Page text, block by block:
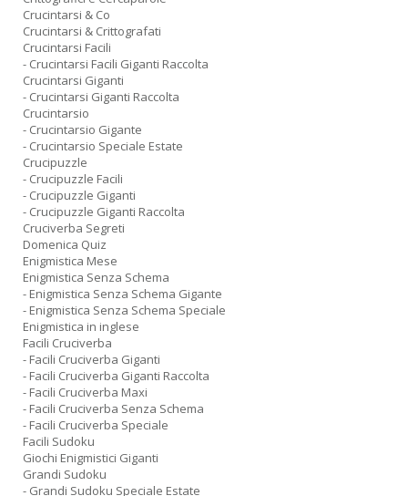
Crucintarsi & Co
Crucintarsi & Crittografati
Crucintarsi Facili
- Crucintarsi Facili Giganti Raccolta
Crucintarsi Giganti
- Crucintarsi Giganti Raccolta
Crucintarsio
- Crucintarsio Gigante
- Crucintarsio Speciale Estate
Crucipuzzle
- Crucipuzzle Facili
- Crucipuzzle Giganti
- Crucipuzzle Giganti Raccolta
Cruciverba Segreti
Domenica Quiz
Enigmistica Mese
Enigmistica Senza Schema
- Enigmistica Senza Schema Gigante
- Enigmistica Senza Schema Speciale
Enigmistica in inglese
Facili Cruciverba
- Facili Cruciverba Giganti
- Facili Cruciverba Giganti Raccolta
- Facili Cruciverba Maxi
- Facili Cruciverba Senza Schema
- Facili Cruciverba Speciale
Facili Sudoku
Giochi Enigmistici Giganti
Grandi Sudoku
- Grandi Sudoku Speciale Estate